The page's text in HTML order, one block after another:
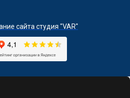
сайта студия "VAR"